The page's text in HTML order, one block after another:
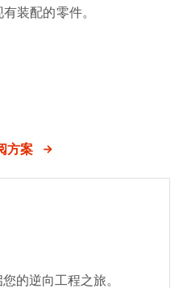
装配的零件。
方案
的逆向工程之旅。